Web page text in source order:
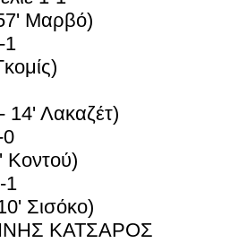
Μαρβό)
1
14' Λακαζέτ)
Κοντού)
1
Σισόκο)
ΚΑΤΣΑΡΟΣ